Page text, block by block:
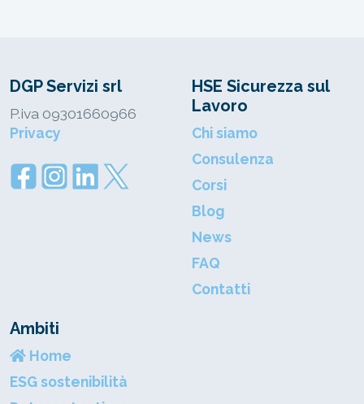
DGP Servizi srl
P.iva 09301660966
Privacy
HSE Sicurezza sul
Lavoro
Chi siamo
Consulenza
Corsi
Blog
News
FAQ
Contatti
Ambiti
Home
ESG sostenibilità